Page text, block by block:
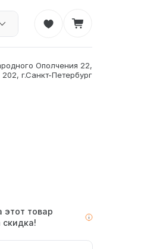
Ополчения 22,
202, г.Санкт-Петербург
товар